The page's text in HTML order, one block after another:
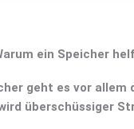
ein Speicher
geht es vor allem
überschüssiger